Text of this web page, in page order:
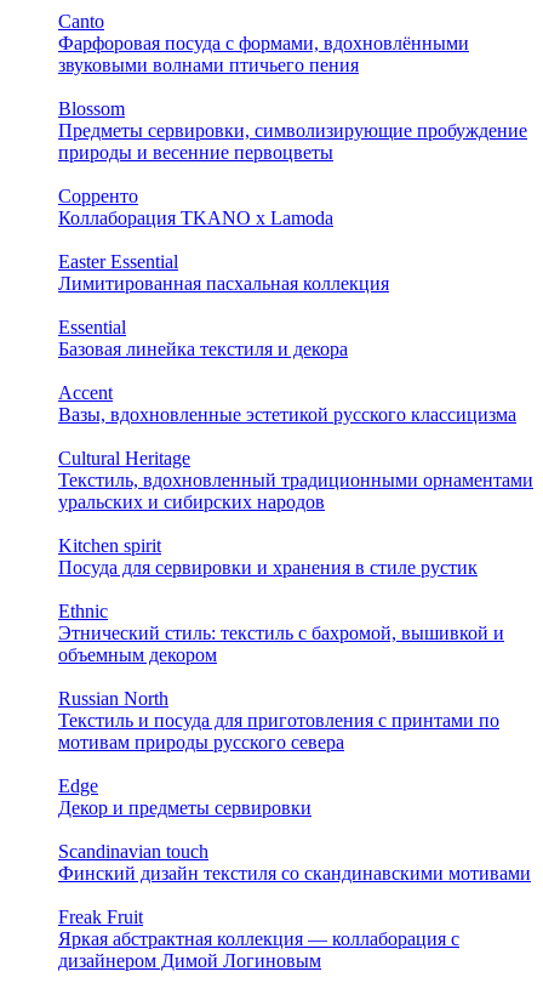
Canto
Фарфоровая посуда с формами, вдохновлёнными
звуковыми волнами птичьего пения
Blossom
Предметы сервировки, символизирующие пробуждение
природы и весенние первоцветы
Сорренто
Коллаборация TKANO х Lamoda
Easter Essential
Лимитированная пасхальная коллекция
Essential
Базовая линейка текстиля и декора
Accent
Вазы, вдохновленные эстетикой русского классицизма
Cultural Heritage
Текстиль, вдохновленный традиционными орнаментами
уральских и сибирских народов
Kitchen spirit
Посуда для сервировки и хранения в стиле рустик
Ethnic
Этнический стиль: текстиль с бахромой, вышивкой и
объемным декором
Russian North
Текстиль и посуда для приготовления с принтами по
мотивам природы русского севера
Edge
Декор и предметы сервировки
Scandinavian touch
Финский дизайн текстиля со скандинавскими мотивами
Freak Fruit
Яркая абстрактная коллекция — коллаборация с
дизайнером Димой Логиновым